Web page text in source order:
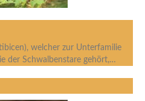
welcher zur Unterfamilie
der Schwalbenstare gehört,…